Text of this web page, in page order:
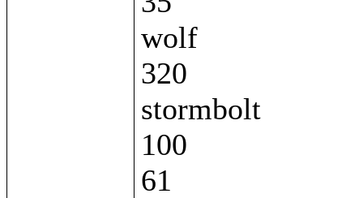
wolf
320
stormbolt
100
61